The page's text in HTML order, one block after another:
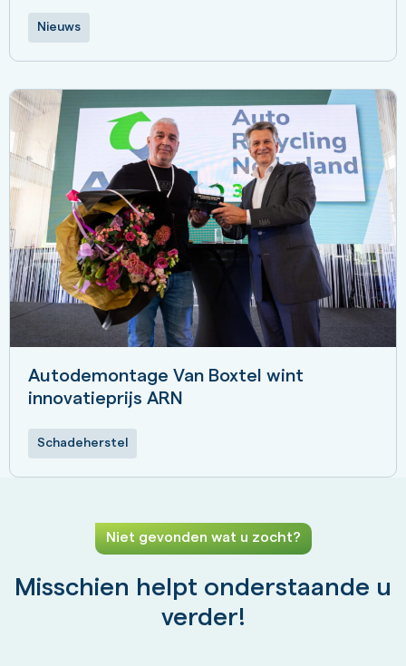
Nieuws
Autodemontage Van Boxtel wint
innovatieprijs ARN
Schadeherstel
Niet gevonden wat u zocht?
Misschien helpt onderstaande u
verder!